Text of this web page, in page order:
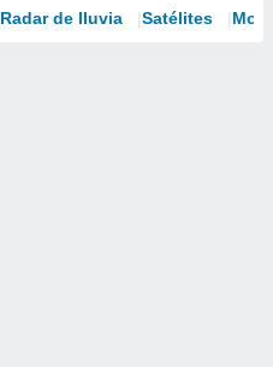
Radar de lluvia Satélites